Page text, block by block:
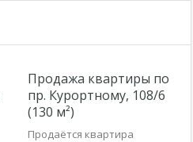
Продажа квартиры по
пр. Курортному, 108/6
(130 м²)
Продаётся квартира